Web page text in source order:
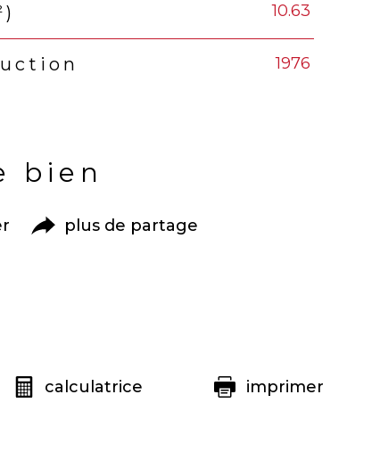
10.63
1976
bien
plus de partage
calculatrice imprimer